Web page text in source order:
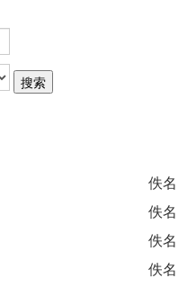
佚名
佚名
佚名
佚名